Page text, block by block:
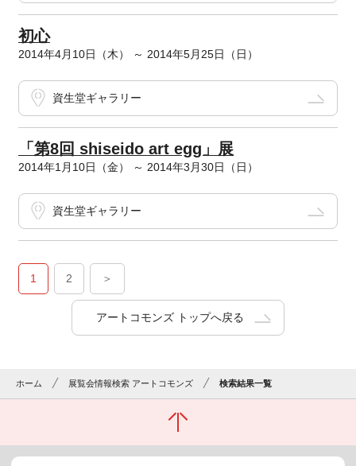
初心
2014年4月10日（木） ～ 2014年5月25日（日）
資生堂ギャラリー
「第8回 shiseido art egg」展
2014年1月10日（金） ～ 2014年3月30日（日）
資生堂ギャラリー
1 2 ＞
アートコモンズ トップへ戻る
ホーム 展覧会情報検索 アートコモンズ 検索結果一覧